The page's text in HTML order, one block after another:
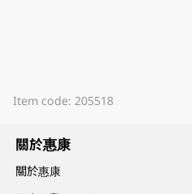
Item code: 205518
關於惠康
關於惠康